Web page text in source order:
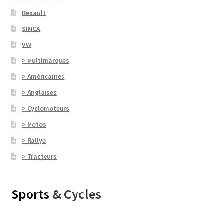
Renault
SIMCA
VW
> Multimarques
> Américaines
> Anglaises
> Cyclomoteurs
> Motos
> Rallye
> Tracteurs
Sports & Cycles